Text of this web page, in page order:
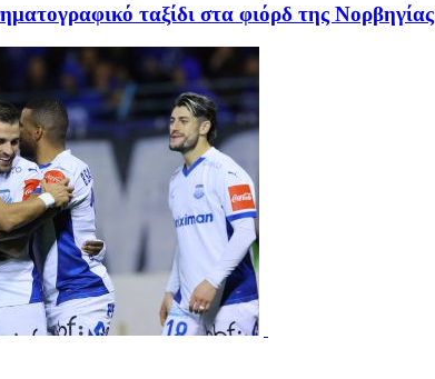
ταξίδι στα φιόρδ της Νορβηγίας